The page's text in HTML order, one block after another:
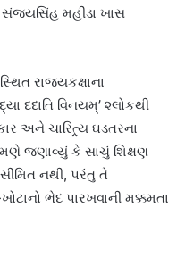
મહીડા ખાસ
રાજ્યકક્ષાના
દદાતિ વિનયમ્’ શ્લોકથી
અને ચારિત્ર્ય ઘડતરના
જણાવ્યું કે સાચું શિક્ષણ
નથી, પરંતુ તે
ભેદ પારખવાની મક્કમતા